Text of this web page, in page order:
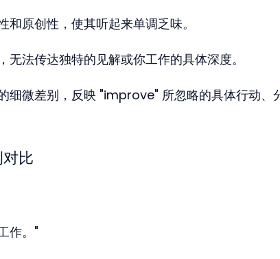
原创性，使其听起来单调乏味。
法传达独特的见解或你工作的具体深度。
细微差别，反映 "improve" 所忽略的具体行动、
比
作。"